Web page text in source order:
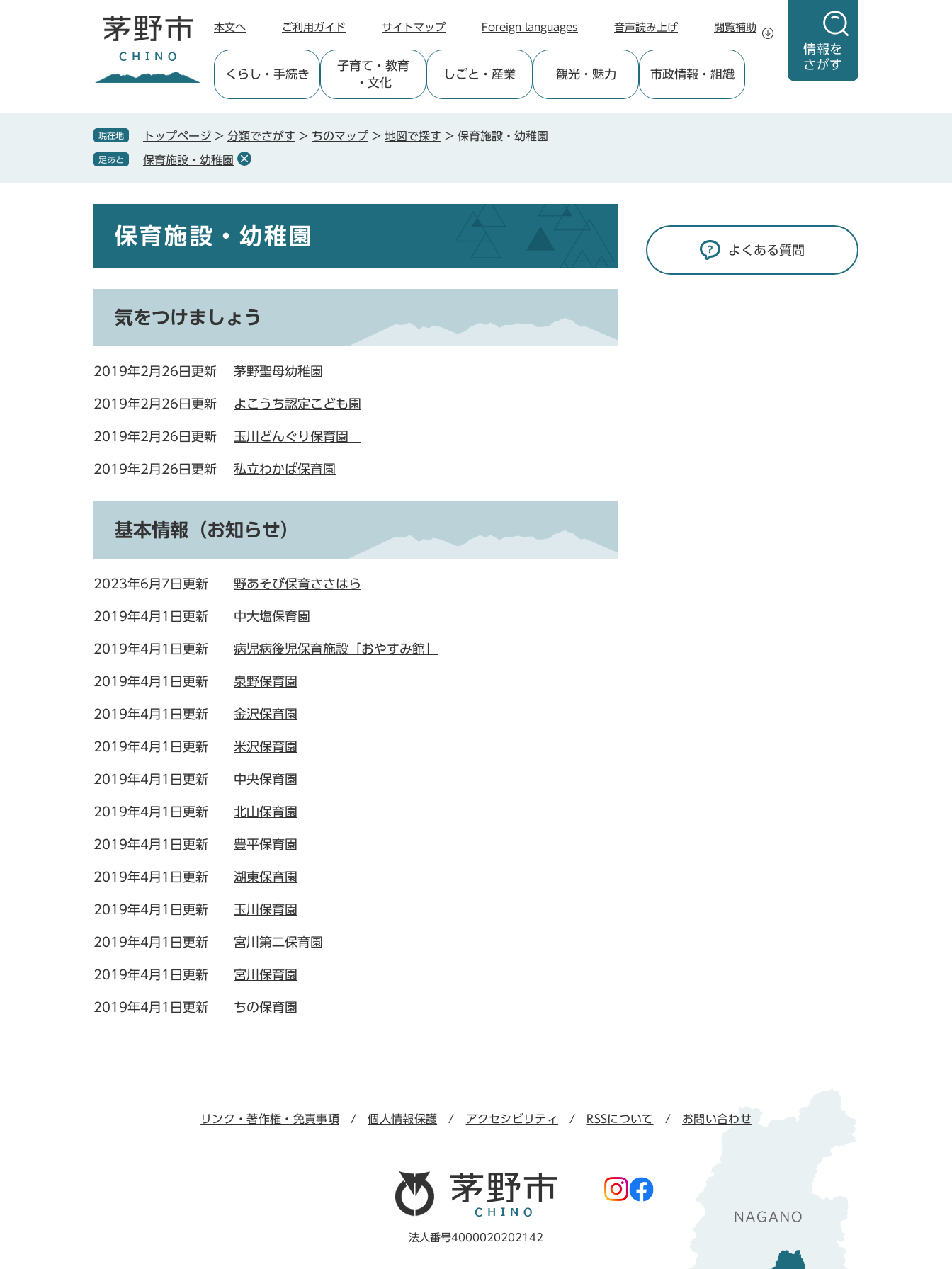
情報を
さがす
本文へ ご利用ガイド サイトマップ Foreign languages 音声読み上げ 閲覧補助
くらし ・手続き
子育て ・教育
・文化
しごと ・産業 観光・魅力 市政情報 ・組織
現在地 トップページ > 分類でさがす > ちのマップ > 地図で探す > 保育施設・幼稚園
足あと 保育施設・幼稚園
保育施設・幼稚園
気をつけましょう
2019年2月26日更新 茅野聖母幼稚園
2019年2月26日更新 よこうち認定こども園
2019年2月26日更新 玉川どんぐり保育園
2019年2月26日更新 私立わかば保育園
基本情報（お知らせ）
2023年6月7日更新 野あそび保育ささはら
2019年4月1日更新 中大塩保育園
2019年4月1日更新 病児病後児保育施設「おやすみ館」
2019年4月1日更新 泉野保育園
2019年4月1日更新 金沢保育園
2019年4月1日更新 米沢保育園
2019年4月1日更新 中央保育園
2019年4月1日更新 北山保育園
2019年4月1日更新 豊平保育園
2019年4月1日更新 湖東保育園
2019年4月1日更新 玉川保育園
2019年4月1日更新 宮川第二保育園
2019年4月1日更新 宮川保育園
2019年4月1日更新 ちの保育園
よくある質問
リンク・著作権・免責事項 個人情報保護 アクセシビリティ RSSについて お問い合わせ
法人番号4000020202142